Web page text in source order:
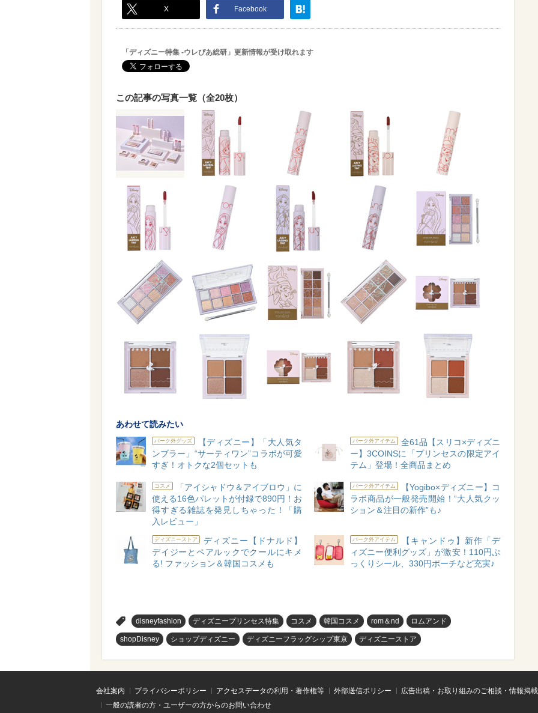
X Facebook
「ディズニー特集 -ウレぴあ総研」更新情報が受け取れます
この記事の写真一覧（全20枚）
あわせて読みたい
パーク外グッズ
【ディズニー】「大人気タ
ンブラー」“サーティワン”コラボが可愛
すぎ！オトクな2個セットも
パーク外アイテム
全61品【スリコ×ディズニ
ー】3COINSに「プリンセスの限定アイ
テム」登場！全商品まとめ
コスメ
「アイシャドウ＆アイブロウ」に
使える16色パレットが付録で890円！お
得すぎる雑誌を発見しちゃった！「購
入レビュー」
パーク外アイテム
【Yogibo×ディズニー】コ
ラボ商品が一般発売開始！“大人気クッ
ション＆注目の新作”も♪
ディズニーストア
ディズニー【ドナルド】
デイジーとペアルックでクールにキメ
る! ファッション＆韓国コスメも
パーク外アイテム
【キャンドゥ】新作「デ
ィズニー便利グッズ」が激安！110円ぷ
っくりシール、330円ポーチなど充実♪
disneyfashion ディズニープリンセス特集 コスメ 韓国コスメ rom＆nd ロムアンド
shopDisney ショップディズニー ディズニーフラッグシップ東京 ディズニーストア
会社案内 プライバシーポリシー アクセスデータの利用・著作権等 外部送信ポリシー
広告出稿・お取り組みのご相談・情報掲
一般の読者の方・ユーザーの方からのお問い合わせ